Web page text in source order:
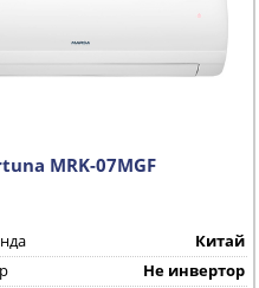
MRK-07MGF
Китай
Не инвертор